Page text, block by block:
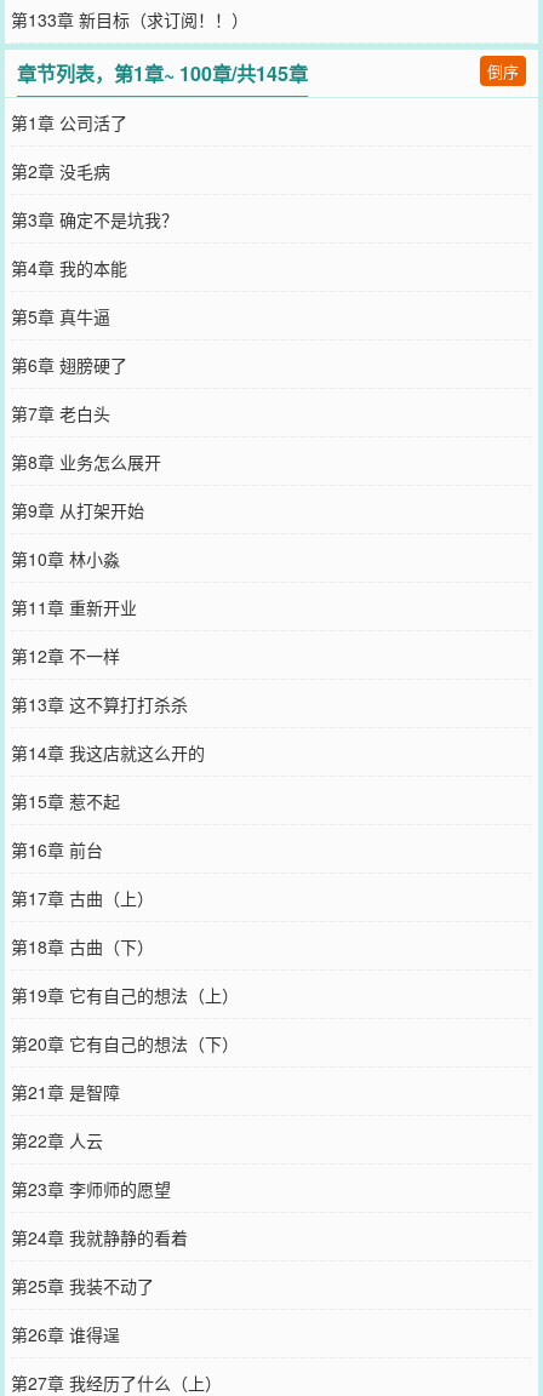
第133章 新目标（求订阅！！）
章节列表，第1章~ 100章/共145章 倒序
第1章 公司活了
第2章 没毛病
第3章 确定不是坑我？
第4章 我的本能
第5章 真牛逼
第6章 翅膀硬了
第7章 老白头
第8章 业务怎么展开
第9章 从打架开始
第10章 林小淼
第11章 重新开业
第12章 不一样
第13章 这不算打打杀杀
第14章 我这店就这么开的
第15章 惹不起
第16章 前台
第17章 古曲（上）
第18章 古曲（下）
第19章 它有自己的想法（上）
第20章 它有自己的想法（下）
第21章 是智障
第22章 人云
第23章 李师师的愿望
第24章 我就静静的看着
第25章 我装不动了
第26章 谁得逞
第27章 我经历了什么（上）